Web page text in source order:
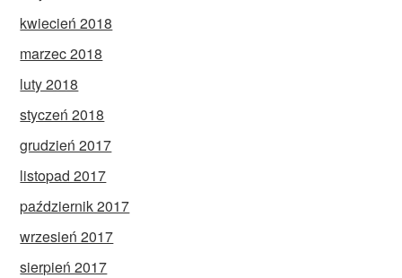
kwiecień 2018
marzec 2018
luty 2018
styczeń 2018
grudzień 2017
listopad 2017
październik 2017
wrzesień 2017
sierpień 2017